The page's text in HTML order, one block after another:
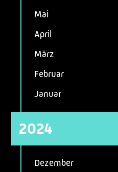
Mai
April
März
Februar
Januar
2024
Dezember